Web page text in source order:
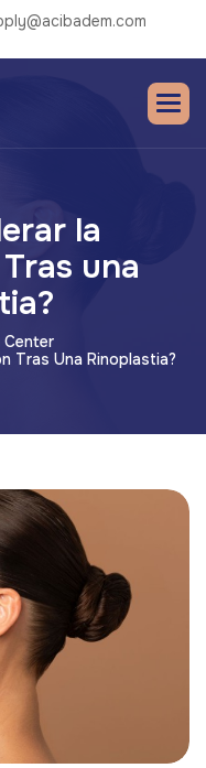
la
una
Center
Tras Una Rinoplastia?